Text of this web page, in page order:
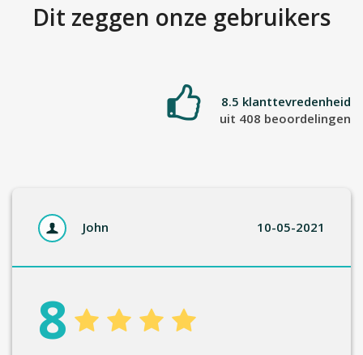
Dit zeggen onze gebruikers
8.5 klanttevredenheid
uit 408 beoordelingen
John 10-05-2021
8